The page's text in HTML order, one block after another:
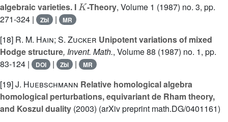
algebraic varieties. I
-Theory, Volume 1 (1987) no. 3, pp.
271-324 |
Zbl | MR
[18] R. M. Hain; S. Zucker Unipotent variations of mixed
Hodge structure, Invent. Math., Volume 88 (1987) no. 1, pp.
83-124 |
DOI | Zbl | MR
[19]J. Huebschmann Relative homological algebra
homological perturbations, equivariant de Rham theory,
and Koszul duality (2003) (arXiv preprint math.DG/0401161)